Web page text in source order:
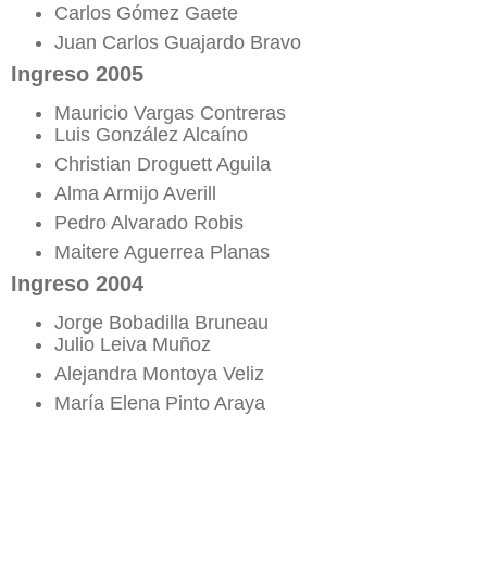
Carlos Gómez Gaete
Juan Carlos Guajardo Bravo
Ingreso 2005
Mauricio Vargas Contreras
Luis González Alcaíno
Christian Droguett Aguila
Alma Armijo Averill
Pedro Alvarado Robis
Maitere Aguerrea Planas
Ingreso 2004
Jorge Bobadilla Bruneau
Julio Leiva Muñoz
Alejandra Montoya Veliz
María Elena Pinto Araya